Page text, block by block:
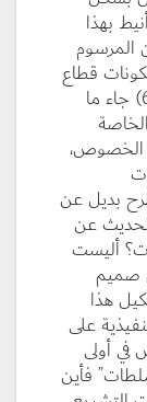
بهذا
حسب المادة (2) من المرسوم
قطاع
العدالة وفي آخر أهدافه الوارد في الفقرة (6) جاء ما
الخصوص،
بديل عن
عن
أليست
صميم
هذا
على
أولى
فأين